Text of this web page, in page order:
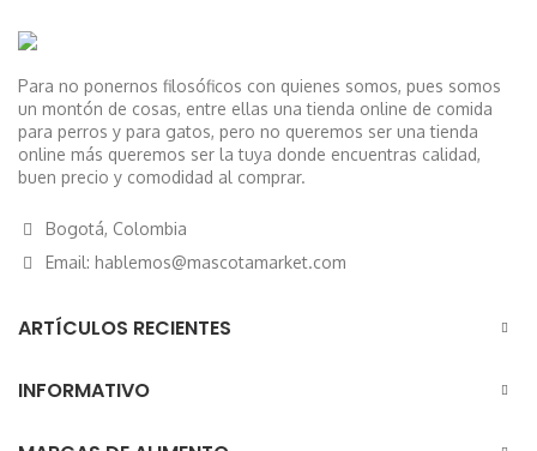
Para no ponernos filosóficos con quienes somos, pues somos
un montón de cosas, entre ellas una tienda online de comida
para perros y para gatos, pero no queremos ser una tienda
online más queremos ser la tuya donde encuentras calidad,
buen precio y comodidad al comprar.
Bogotá, Colombia
Email: hablemos@mascotamarket.com
ARTÍCULOS RECIENTES
INFORMATIVO